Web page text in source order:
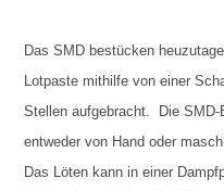
Das SMD bestücken
Lotpaste mithilfe von einer
Stellen aufgebracht. Die SMD-
entweder von Hand oder
Das Löten kann in einer